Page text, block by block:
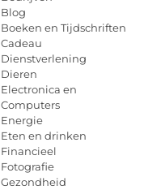
Blog
Boeken en Tijdschriften
Cadeau
Dienstverlening
Dieren
Electronica en
Computers
Energie
Eten en drinken
Financieel
Fotografie
Gezondheid